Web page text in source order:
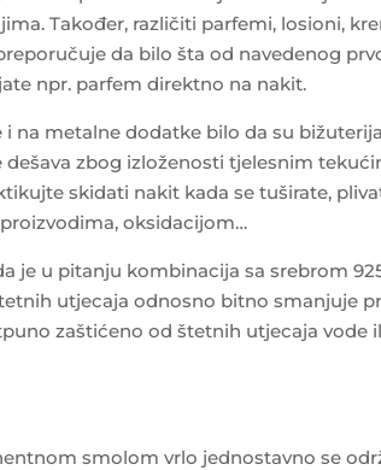
Također, različiti parfemi, losioni,
da bilo šta od navedenog
npr. parfem direktno na nakit.
i na metalne dodatke bilo da su
zbog izloženosti tjelesnim
skidati nakit kada se tuširate,
oksidacijom…
je u pitanju kombinacija sa srebrom
utjecaja odnosno bitno smanjuje
zaštićeno od štetnih utjecaja vode
smolom vrlo jednostavno se